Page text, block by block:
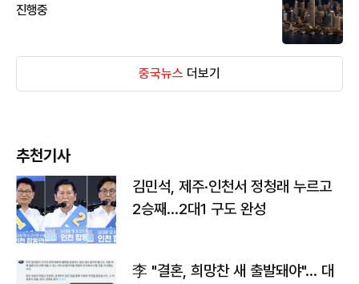
진행중
중국뉴스 더보기
추천기사
김민석, 제주·인천서 정청래 누르고
2승째…2대1 구도 완성
李 "결혼, 희망찬 새 출발돼야"… 대